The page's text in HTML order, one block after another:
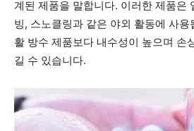
계된 제품을 말합니다. 이러한 제품은
빙, 스노클링과 같은 야외 활동에 사용
활 방수 제품보다 내수성이 높으며 손
길 수 있습니다.